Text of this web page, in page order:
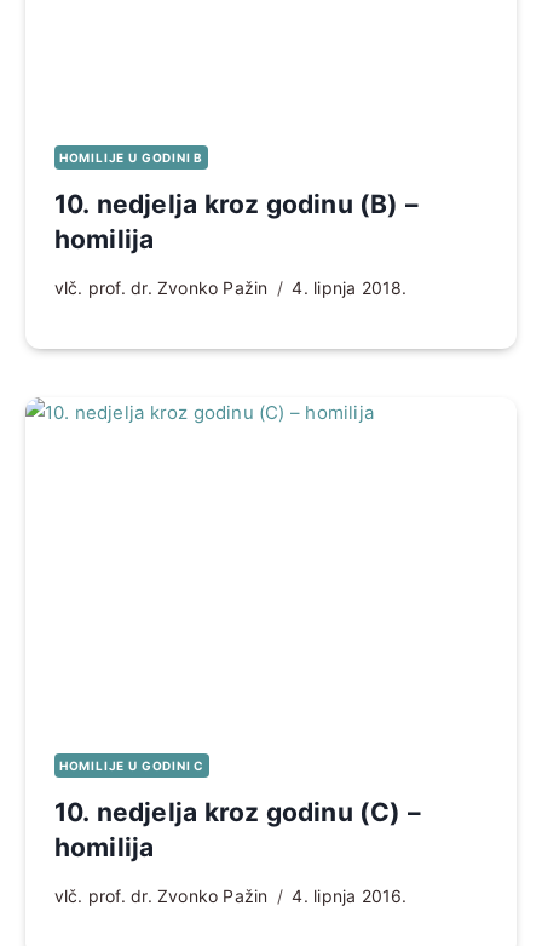
HOMILIJE U GODINI B
10. nedjelja kroz godinu (B) –
homilija
vlč. prof. dr. Zvonko Pažin 4. lipnja 2018.
HOMILIJE U GODINI C
10. nedjelja kroz godinu (C) –
homilija
vlč. prof. dr. Zvonko Pažin 4. lipnja 2016.